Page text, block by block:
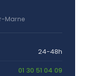
Marne
24-48h
01 30 51 04 09